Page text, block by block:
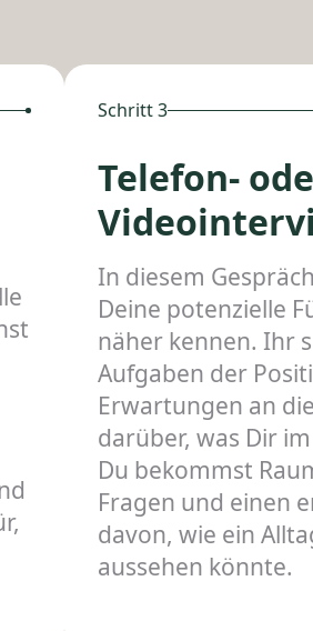
Schritt 3
Telefon-
In diesem
Deine potenzielle
näher kennen. Ihr
Aufgaben der
Erwartungen an
darüber, was Dir
Du bekommst
Fragen und einen
davon, wie ein
aussehen könnte.